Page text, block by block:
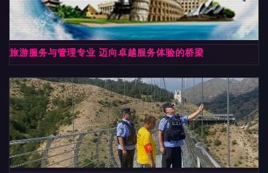
旅游服务与管理专业 迈向卓越服务体验的桥梁